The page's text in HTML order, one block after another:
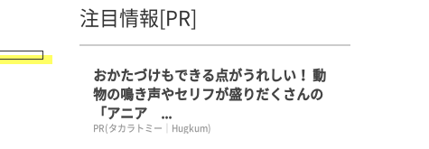
注目情報[PR]
おかたづけもできる点がうれしい！ 動
物の鳴き声やセリフが盛りだくさんの
「アニア ...
PR(タカラトミー｜Hugkum)